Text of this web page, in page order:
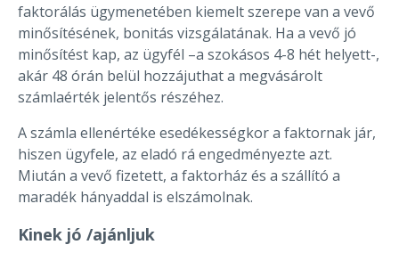
faktorálás ügymenetében kiemelt szerepe van a vevő
minősítésének, bonitás vizsgálatának. Ha a vevő jó
minősítést kap, az ügyfél –a szokásos 4-8 hét helyett-,
akár 48 órán belül hozzájuthat a megvásárolt
számlaérték jelentős részéhez.
A számla ellenértéke esedékességkor a faktornak jár,
hiszen ügyfele, az eladó rá engedményezte azt.
Miután a vevő fizetett, a faktorház és a szállító a
maradék hányaddal is elszámolnak.
Kinek jó /ajánljuk